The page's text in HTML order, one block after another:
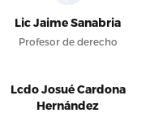
Lic Jaime Sanabria
Profesor de derecho
Lcdo Josué Cardona
Hernández